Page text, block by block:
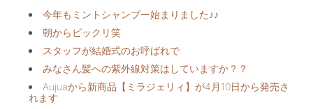
今年もミントシャンプー始まりました♪♪
朝からビックリ️笑
スタッフが結婚式のお呼ばれで
みなさん髪への紫外線対策はしていますか？？
Aujuaから新商品【ミラジェリィ】が4月10日から発売さ
れます